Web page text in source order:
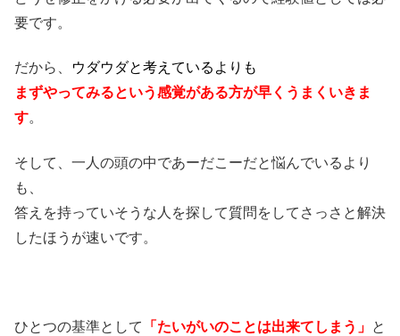
要です。
だから、
ウダウダと考えているよりも
まずやってみるという感覚がある方が早くうまくいきま
す。
そして、一人の頭の中であーだこーだと悩んでいるより
も、
答えを持っていそうな人を探して質問をしてさっさと解決
したほうが速いです。
ひとつの基準として 「たいがいのことは出来てしまう」 と